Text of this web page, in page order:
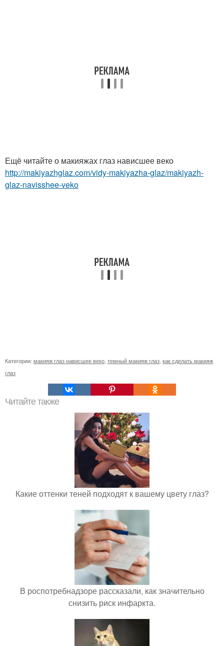
Ещё читайте о макияжах глаз нависшее веко
http://makiyazhglaz.com/vidy-makiyazha-glaz/makiyazh-
glaz-navisshee-veko
Категории: макияж глаз нависшее веко, темный макияж глаз, как сделать макияж
глаз
Читайте также
Какие оттенки теней подходят к вашему цвету глаз?
В роспотребнадзоре рассказали, как значительно
снизить риск инфаркта.